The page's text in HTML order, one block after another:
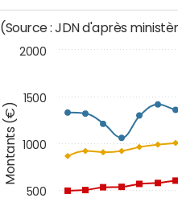
Montants (€)
(Source : JDN d'après
500
1000
1500
2000